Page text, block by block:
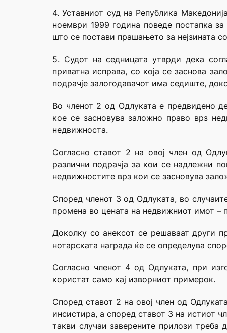
4. Уставниот суд на Република
ноември 1999 година поведе постапка
што се постави прашањето за нејзината
5. Судот на седницата утврди дека
приватна исправа, со која се заснова
подрачје залогодавачот има седиште,
Во членот 2 од Одлуката е предвидено
кое се засновува заложно право врз
недвижноста.
Согласно ставот 2 на овој член од
различни подрачја за кои се надлежни
недвижностите врз кои се засновува
Според членот 3 од Одлуката, во
промена во цената на недвижниот имот –
Доколку со анексот се решаваат други
нотарската награда ќе се определува
Согласно членот 4 од Одлуката, при
користат само кај изворниот примерок.
Според ставот 2 на овој член од
инсистира, а според ставот 3 на истиот
такви случаи заверените прилози